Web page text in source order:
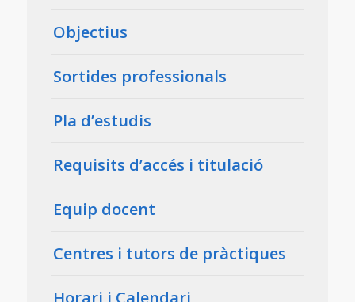
Objectius
Sortides professionals
Pla d’estudis
Requisits d’accés i titulació
Equip docent
Centres i tutors de pràctiques